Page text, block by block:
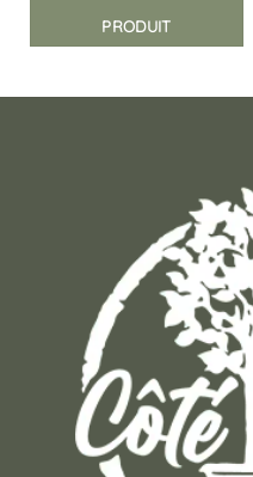
PRODUIT